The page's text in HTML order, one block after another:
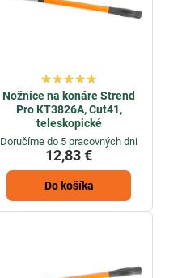
Nožnice na konáre Strend
Pro KT3826A, Cut41,
teleskopické
Doručíme do 5 pracovných dní
12,83 €
Do košíka